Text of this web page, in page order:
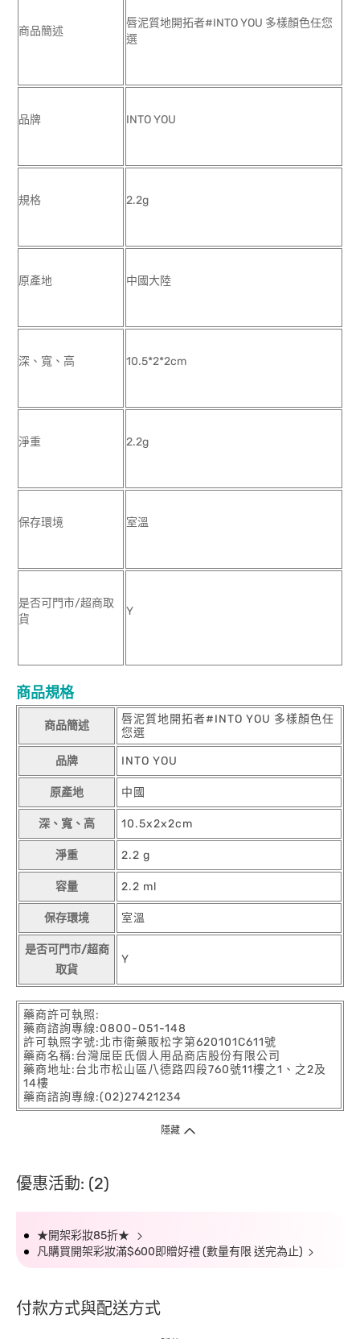
商品簡述
唇泥質地開拓者#INTO YOU 多樣顏色任您
選
品牌 INTO YOU
規格 2.2g
原產地 中國大陸
深、寬、高 10.5*2*2cm
淨重 2.2g
保存環境 室溫
是否可門市/超商取
貨
Y
商品規格
商品簡述
唇泥質地開拓者#INTO YOU 多樣顏色任
您選
品牌 INTO YOU
原產地 中國
深、寬、高 10.5x2x2cm
淨重 2.2 g
容量 2.2 ml
保存環境 室溫
是否可門市/超商
取貨
Y
藥商許可執照:
藥商諮詢專線:0800-051-148
許可執照字號:北市衛藥販松字第620101C611號
藥商名稱:台灣屈臣氏個人用品商店股份有限公司
藥商地址:台北市松山區八德路四段760號11樓之1、之2及
14樓
藥商諮詢專線:(02)27421234
隱藏
優惠活動: (2)
★開架彩妝85折★
凡購買開架彩妝滿$600即贈好禮 (數量有限 送完為止)
付款方式與配送方式